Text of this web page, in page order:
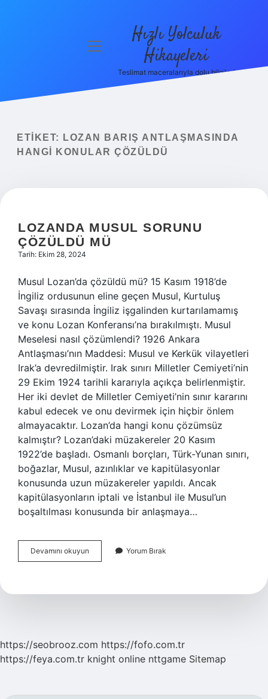
Yasal Uyarı
menüyü
Hızlı Yolculuk
Hikayeleri
Teslimat maceralarıyla dolu bilgiler!
ETIKET:
LOZAN BARIŞ ANTLAŞMASINDA
HANGI KONULAR ÇÖZÜLDÜ
LOZANDA MUSUL SORUNU
ÇÖZÜLDÜ MÜ
Tarih: Ekim 28, 2024
Musul Lozan’da çözüldü mü? 15 Kasım 1918’de
İngiliz ordusunun eline geçen Musul, Kurtuluş
Savaşı sırasında İngiliz işgalinden kurtarılamamış
ve konu Lozan Konferansı’na bırakılmıştı. Musul
Meselesi nasıl çözümlendi? 1926 Ankara
Antlaşması’nın Maddesi: Musul ve Kerkük vilayetleri
Irak’a devredilmiştir. Irak sınırı Milletler Cemiyeti’nin
29 Ekim 1924 tarihli kararıyla açıkça belirlenmiştir.
Her iki devlet de Milletler Cemiyeti’nin sınır kararını
kabul edecek ve onu devirmek için hiçbir önlem
almayacaktır. Lozan’da hangi konu çözümsüz
kalmıştır? Lozan’daki müzakereler 20 Kasım
1922’de başladı. Osmanlı borçları, Türk-Yunan sınırı,
boğazlar, Musul, azınlıklar ve kapitülasyonlar
konusunda uzun müzakereler yapıldı. Ancak
kapitülasyonların iptali ve İstanbul ile Musul’un
boşaltılması konusunda bir anlaşmaya…
Devamını okuyun Lozanda
Musul
Mü
Yorum Bırak
https://seobrooz.com https://fofo.com.tr
https://feya.com.tr knight online nttgame Sitemap